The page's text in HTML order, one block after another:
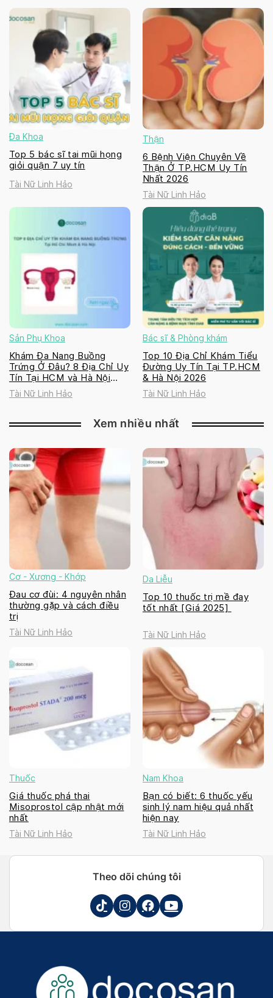
Đa Khoa
Top 5 bác sĩ tai mũi họng
giỏi quận 7 uy tín
Tài Nữ Linh Hảo
Thận
6 Bệnh Viện Chuyên Về
Thận Ở TP.HCM Uy Tín
Nhất 2026
Tài Nữ Linh Hảo
Sản Phụ Khoa
Khám Đa Nang Buồng
Trứng Ở Đâu? 8 Địa Chỉ Uy
Tín Tại HCM và Hà Nội
2026
Tài Nữ Linh Hảo
Bác sĩ & Phòng khám
Top 10 Địa Chỉ Khám Tiểu
Đường Uy Tín Tại TP.HCM
& Hà Nội 2026
Tài Nữ Linh Hảo
Xem nhiều nhất
Cơ - Xương - Khớp
Đau cơ đùi: 4 nguyên nhân
thường gặp và cách điều
trị
Tài Nữ Linh Hảo
Da Liễu
Top 10 thuốc trị mề đay
tốt nhất [Giá 2025]
Tài Nữ Linh Hảo
Thuốc
Giá thuốc phá thai
Misoprostol cập nhật mới
nhất
Tài Nữ Linh Hảo
Nam Khoa
Bạn có biết: 6 thuốc yếu
sinh lý nam hiệu quả nhất
hiện nay
Tài Nữ Linh Hảo
Theo dõi chúng tôi